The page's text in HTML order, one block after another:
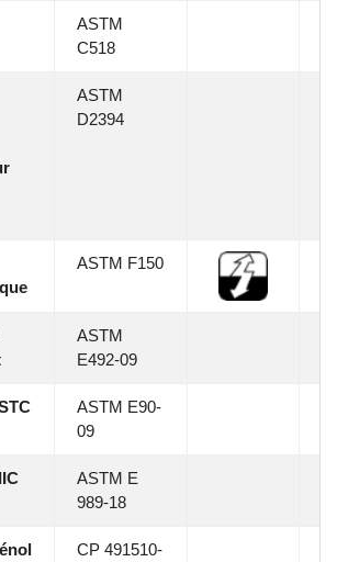
ASTM
C518
ASTM
D2394
ASTM F150
ASTM
E492-09
ASTM E90-
09
ASTM E
989-18
CP 491510-